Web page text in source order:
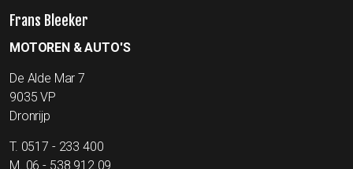
Frans Bleeker
MOTOREN & AUTO'S
De Alde Mar 7
9035 VP
Dronrijp
T. 0517 - 233 400
M. 06 - 538 912 09